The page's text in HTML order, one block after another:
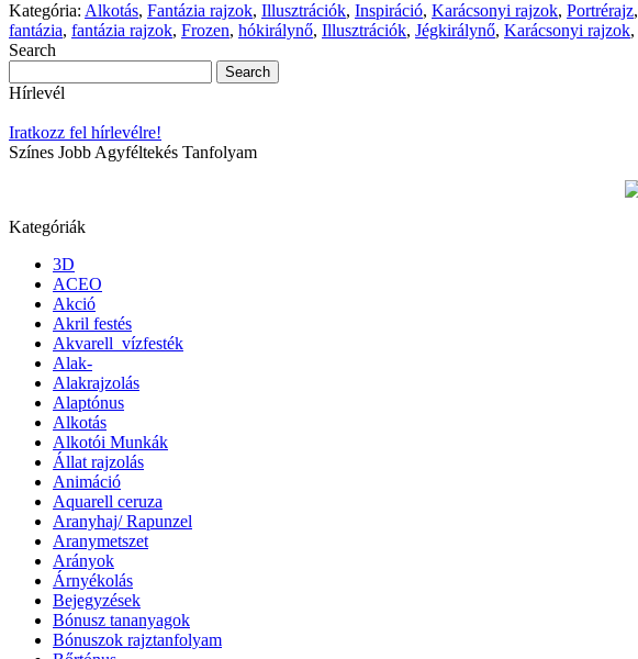
Kategória: Alkotás, Fantázia rajzok, Illusztrációk, Inspiráció, Karácsonyi rajzok, Portrérajz,
fantázia, fantázia rajzok, Frozen, hókirálynő, Illusztrációk, Jégkirálynő, Karácsonyi rajzok,
Search
Hírlevél
Iratkozz fel hírlevélre!
Színes Jobb Agyféltekés Tanfolyam
Kategóriák
3D
ACEO
Akció
Akril festés
Akvarell_vízfesték
Alak-
Alakrajzolás
Alaptónus
Alkotás
Alkotói Munkák
Állat rajzolás
Animáció
Aquarell ceruza
Aranyhaj/ Rapunzel
Aranymetszet
Arányok
Árnyékolás
Bejegyzések
Bónusz tananyagok
Bónuszok rajztanfolyam